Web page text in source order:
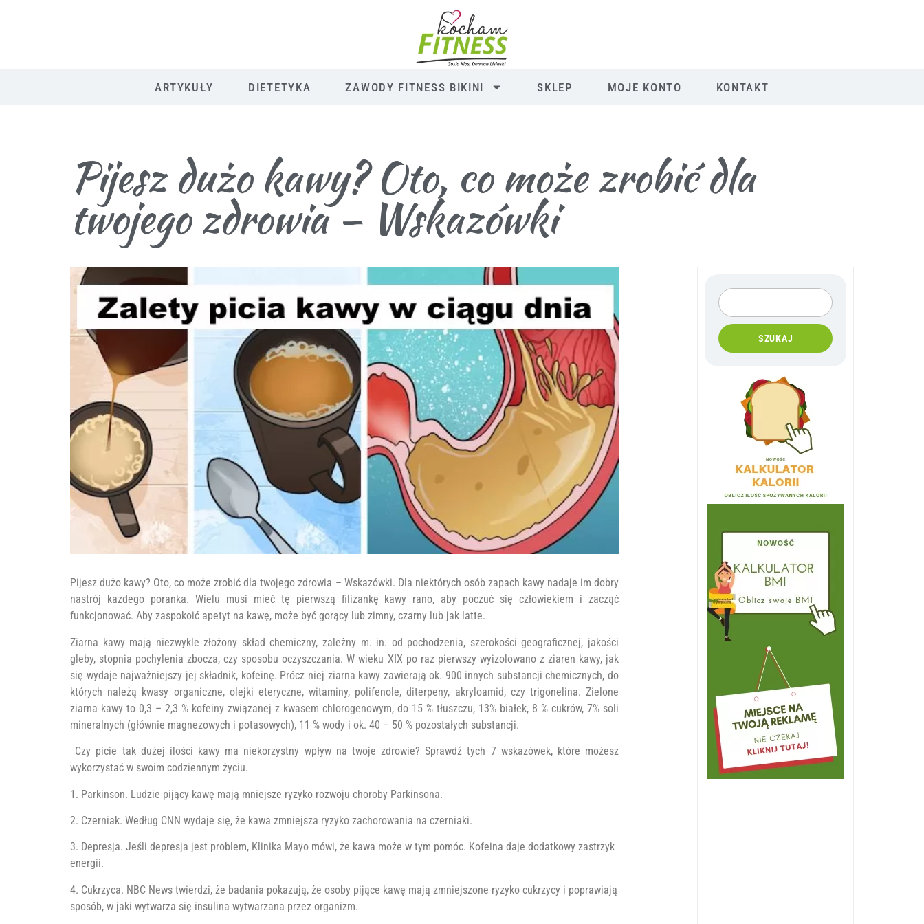
ARTYKUŁY DIETETYKA ZAWODY FITNESS BIKINI SKLEP MOJE KONTO KONTAKT
Pijesz dużo kawy? Oto, co może zrobić dla
twojego zdrowia – Wskazówki
Pijesz dużo kawy? Oto, co może zrobić dla twojego zdrowia – Wskazówki. Dla niektórych osób zapach kawy nadaje im dobry
nastrój każdego poranka. Wielu musi mieć tę pierwszą filiżankę kawy rano, aby poczuć się człowiekiem i zacząć
funkcjonować. Aby zaspokoić apetyt na kawę, może być gorący lub zimny, czarny lub jak latte.
Ziarna kawy mają niezwykle złożony skład chemiczny, zależny m. in. od pochodzenia, szerokości geograficznej, jakości
gleby, stopnia pochylenia zbocza, czy sposobu oczyszczania. W wieku XIX po raz pierwszy wyizolowano z ziaren kawy, jak
się wydaje najważniejszy jej składnik, kofeinę. Prócz niej ziarna kawy zawierają ok. 900 innych substancji chemicznych, do
których należą kwasy organiczne, olejki eteryczne, witaminy, polifenole, diterpeny, akryloamid, czy trigonelina. Zielone
ziarna kawy to 0,3 – 2,3 % kofeiny związanej z kwasem chlorogenowym, do 15 % tłuszczu, 13% białek, 8 % cukrów, 7% soli
mineralnych (głównie magnezowych i potasowych), 11 % wody i ok. 40 – 50 % pozostałych substancji.
Czy picie tak dużej ilości kawy ma niekorzystny wpływ na twoje zdrowie? Sprawdź tych 7 wskazówek, które możesz
wykorzystać w swoim codziennym życiu.
1. Parkinson. Ludzie pijący kawę mają mniejsze ryzyko rozwoju choroby Parkinsona.
2. Czerniak. Według CNN wydaje się, że kawa zmniejsza ryzyko zachorowania na czerniaki.
3. Depresja. Jeśli depresja jest problem, Klinika Mayo mówi, że kawa może w tym pomóc. Kofeina daje dodatkowy zastrzyk
energii.
4. Cukrzyca. NBC News twierdzi, że badania pokazują, że osoby pijące kawę mają zmniejszone ryzyko cukrzycy i poprawiają
sposób, w jaki wytwarza się insulina wytwarzana przez organizm.
SZUKAJ